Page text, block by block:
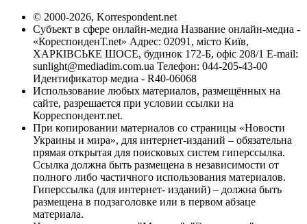
© 2000-2026, Korrespondent.net
Субъект в сфере онлайн-медиа Название онлайн-медиа -
«КореспонденТ.net» Адрес: 02091, місто Київ,
ХАРКІВСЬКЕ ШОСЕ, будинок 172-Б, офіс 208/1 E-mail:
sunlight@mediadim.com.ua Телефон: 044-205-43-00
Идентификатор медиа - R40-06068
Использование любых материалов, размещённых на
сайте, разрешается при условии ссылки на
Корреспондент.net.
При копировании материалов со страницы «Новости
Украины и мира», для интернет-изданий – обязательна
прямая открытая для поисковых систем гиперссылка.
Ссылка должна быть размещена в независимости от
полного либо частичного использования материалов.
Гиперссылка (для интернет- изданий) – должна быть
размещена в подзаголовке или в первом абзаце
материала.